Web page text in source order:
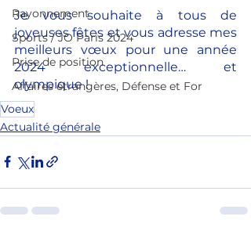
Rayonnement
Sports / JO Paris 2024
Prise de position
Affaires étrangères, Défense et For
Je vous souhaite à tous de
joyeuses fêtes et vous adresse mes
meilleurs vœux pour une année
2024 exceptionnelle… et
olympique !
Voeux
Actualité générale